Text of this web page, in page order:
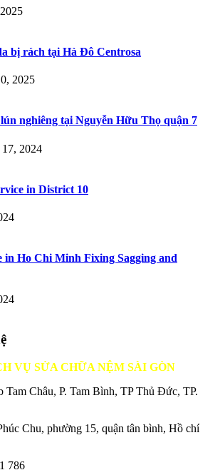
bị rách tại Hà Đô Centrosa
2025
nghiêng tại Nguyễn Hữu Thọ quận 7
17, 2024
in District 10
in Ho Chi Minh Fixing Sagging and
VỤ SỬA CHỮA NỆM SÀI GÒN
Tam Châu, P. Tam Bình, TP Thủ Đức, TP.
Chu, phường 15, quận tân bình, Hồ chí
786